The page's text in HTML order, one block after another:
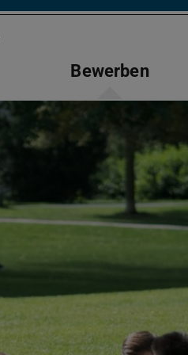
Bewerben